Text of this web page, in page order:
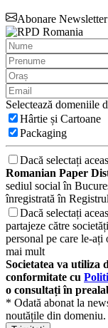
Abonare Newsletter
Selectează domeniile
Hârtie și Cartoane
Packaging
Dacă selectați
Romanian Paper
sediul social în
înregistrată în
Dacă selectați
partajeze către
personal pe care le-ați
mai mult
Societatea va utiliza
conformitate cu
o consultați în
* Odată abonat la
noutățile din domeniu.